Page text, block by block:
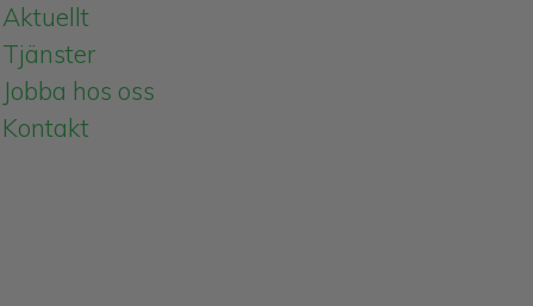
Aktuellt
Tjänster
Jobba hos oss
Kontakt